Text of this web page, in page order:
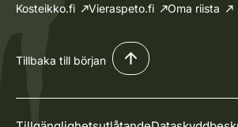
Kosteikko.fi
Vieraspeto.fi Oma riista
Tillbaka till början